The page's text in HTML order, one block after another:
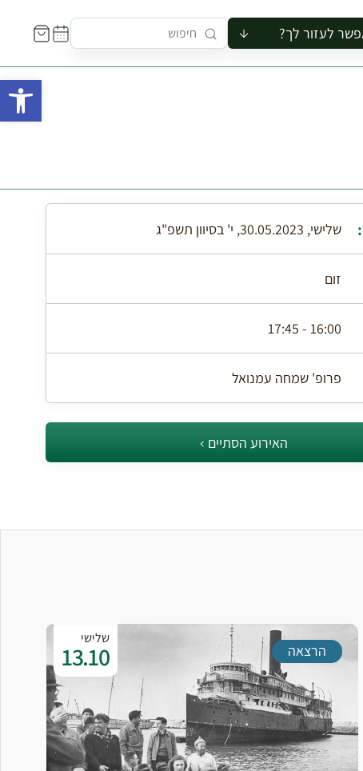
לעזור לך?
לקבוצה
בצריף
שלישי, 30.05.2023, י' בסיוון תשפ"ג
זום
16:00 - 17:45
פרופ' שמחה עמנואל
האירוע הסתיים
שלישי
13.10 הרצאה